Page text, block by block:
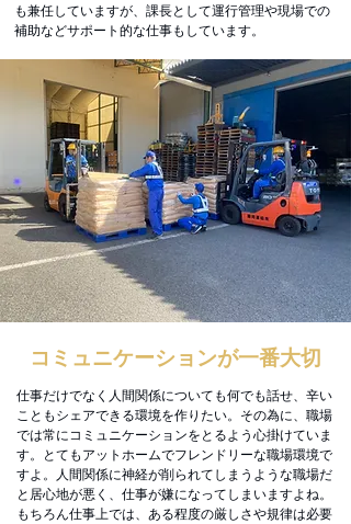
も兼任していますが、課長として運行管理や現場での
補助などサポート的な仕事もしています。
コミュニケーションが一番大切
仕事だけでなく人間関係についても何でも話せ、辛い
こともシェアできる環境を作りたい。その為に、職場
では常にコミュニケーションをとるよう心掛けていま
す。とてもアットホームでフレンドリーな職場環境で
すよ。人間関係に神経が削られてしまうような職場だ
と居心地が悪く、仕事が嫌になってしまいますよね。
もちろん仕事上では、ある程度の厳しさや規律は必要